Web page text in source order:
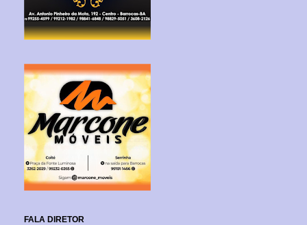
FALA DIRETOR